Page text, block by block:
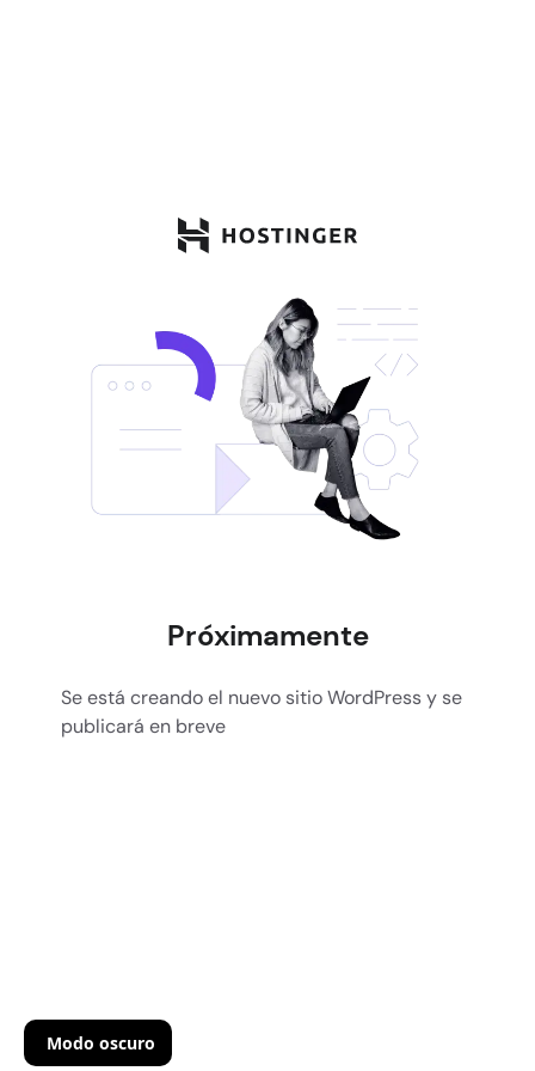
Próximamente
Se está creando el nuevo sitio WordPress y se
publicará en breve
Modo oscuro